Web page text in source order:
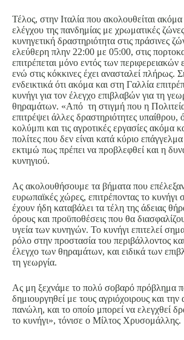
Τέλος, στην Ιταλία που ακολουθείται
ελέγχου της πανδημίας με χρωματικές
κυνηγετική δραστηριότητα στις πράσινες
ελεύθερη πλην 22:00 με 05:00, στις
επιτρέπεται μόνο εντός των περιφερειακών
ενώ στις κόκκινες έχει ανασταλεί πλήρως.
ενδεικτικά ότι ακόμα και στη Γαλλία
κυνήγι για τον έλεγχο επιβλαβών για τη
θηραμάτων. «Από τη στιγμή που η Πολιτεία
επιτρέψει άλλες δραστηριότητες υπαίθρου,
κολύμπι και τις αγροτικές εργασίες ακόμα
πολίτες που δεν είναι κατά κύριο
εκτιμώ πως πρέπει να προβλεφθεί και η
κυνηγιού.
Ας ακολουθήσουμε τα βήματα που
ευρωπαϊκές χώρες, επιτρέποντας το κυνήγι
έχουν ήδη καταβάλει τα τέλη της άδειας
όρους και προϋποθέσεις που θα
υγεία των κυνηγών. Το κυνήγι επιτελεί
ρόλο στην προστασία του περιβάλλοντος
έλεγχο των θηραμάτων, και ειδικά των
τη γεωργία.
Ας μη ξεχνάμε το πολύ σοβαρό πρόβλημα
δημιουργηθεί με τους αγριόχοιρους και την
πανώλη, και το οποίο μπορεί να ελεγχθεί
το κυνήγι», τόνισε ο Μίλτος Χρυσομάλλης.